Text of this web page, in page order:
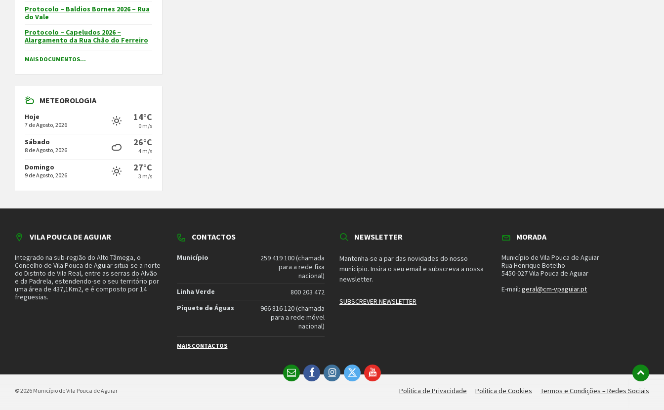
Protocolo – Baldios Bornes 2026 – Rua
do Vale
Protocolo – Capeludos 2026 –
Alargamento da Rua Chão do Ferreiro
MAIS DOCUMENTOS...
METEOROLOGIA
Hoje
7 de Agosto, 2026
14°C
0 m/s
Sábado
8 de Agosto, 2026
26°C
4 m/s
Domingo
9 de Agosto, 2026
27°C
3 m/s
VILA POUCA DE AGUIAR
Integrado na sub-região do Alto Tâmega, o
Concelho de Vila Pouca de Aguiar situa-se a norte
do Distrito de Vila Real, entre as serras do Alvão
e da Padrela, estendendo-se o seu território por
uma área de 437,1Km2, e é composto por 14
freguesias.
CONTACTOS
Município
259 419 100 (chamada
para a rede fixa
nacional)
Linha Verde
800 203 472
Piquete de Águas
966 816 120 (chamada
para a rede móvel
nacional)
MAIS CONTACTOS
NEWSLETTER
Mantenha-se a par das novidades do nosso
município. Insira o seu email e subscreva a nossa
newsletter.
SUBSCREVER NEWSLETTER
MORADA
Município de Vila Pouca de Aguiar
Rua Henrique Botelho
5450-027 Vila Pouca de Aguiar
E-mail:geral@cm-vpaguiar.pt
EmailFacebookInstagram
TwitterYouTube
Política de Privacidade Política de Cookies Termos e Condições – Redes Sociais
© 2026 Município de Vila Pouca de Aguiar